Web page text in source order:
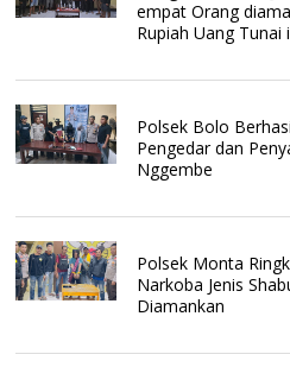
empat Orang
Rupiah Uang Tunai
Polsek Bolo
Pengedar dan
Nggembe
Polsek Monta
Narkoba Jenis
Diamankan